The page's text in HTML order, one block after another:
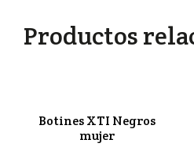
Productos
Botines XTI Negros
mujer